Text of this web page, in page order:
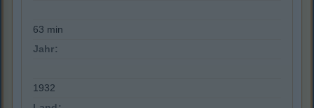
63 min
Jahr:
1932